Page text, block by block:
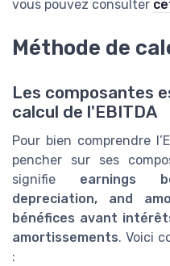
vous pouvez consulter
Méthode de
Les composantes
calcul de l'EBITDA
Pour bien comprendre
pencher sur ses
signifie earnings
depreciation, and
bénéfices avant
amortissements. Voici
: